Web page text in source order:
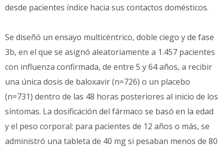
desde pacientes índice hacia sus contactos domésticos.
Se diseñó un ensayo multicéntrico, doble ciego y de fase
3b, en el que se asignó aleatoriamente a 1.457 pacientes
con influenza confirmada, de entre 5 y 64 años, a recibir
una única dosis de baloxavir (n=726) o un placebo
(n=731) dentro de las 48 horas posteriores al inicio de los
síntomas. La dosificación del fármaco se basó en la edad
y el peso corporal: para pacientes de 12 años o más, se
administró una tableta de 40 mg si pesaban menos de 80